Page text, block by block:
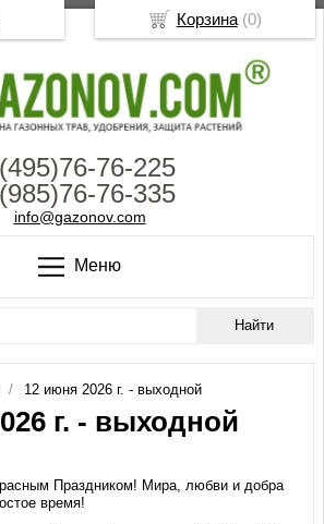
76-225
76-335
info@gazonov.com
Меню
12 июня 2026 г. - выходной
г. - выходной
Праздником! Мира, любви и добра
время!
Корзина(0)